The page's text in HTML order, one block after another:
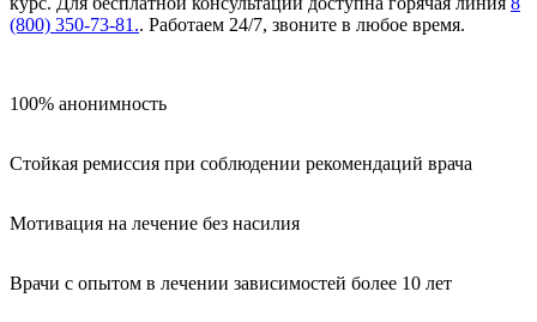
(800) 350-73-81.. Работаем 24/7, звоните в любое время.
100% анонимность
Стойкая ремиссия при соблюдении рекомендаций врача
Мотивация на лечение без насилия
Врачи с опытом в лечении зависимостей более 10 лет